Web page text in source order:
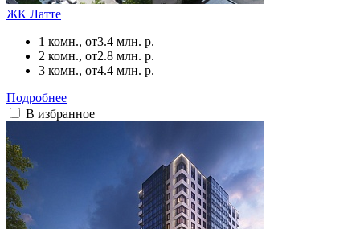
ЖК Латте
1 комн., от3.4 млн. р.
2 комн., от2.8 млн. р.
3 комн., от4.4 млн. р.
Подробнее
В избранное